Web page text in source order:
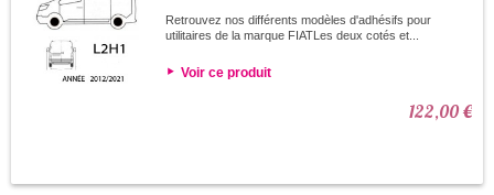
Retrouvez nos différents modèles d'adhésifs pour
utilitaires de la marque FIATLes deux cotés et...
Voir ce produit
122,00 €